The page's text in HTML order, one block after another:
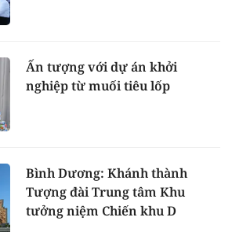
Ấn tượng với dự án khởi
nghiệp từ muối tiêu lốp
Bình Dương: Khánh thành
Tượng đài Trung tâm Khu
tưởng niệm Chiến khu D